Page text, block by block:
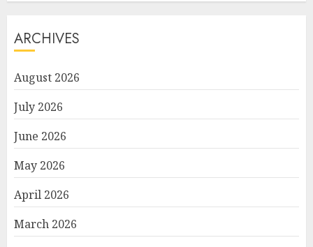
ARCHIVES
August 2026
July 2026
June 2026
May 2026
April 2026
March 2026